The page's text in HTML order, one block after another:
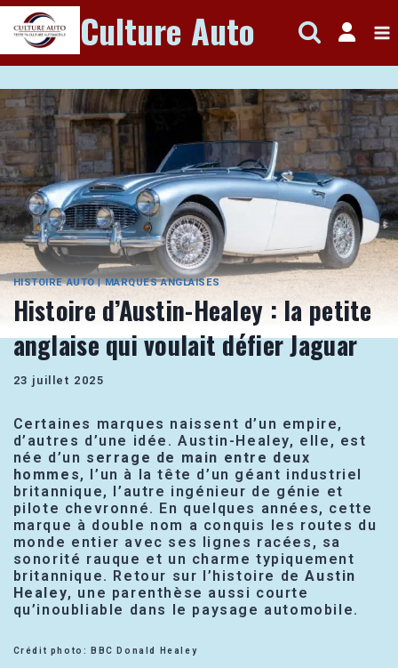
Aller
au
contenu
Culture Auto
HISTOIRE AUTO|MARQUES ANGLAISES
Histoire d’Austin-Healey : la petite
anglaise qui voulait défier Jaguar
23 juillet 2025
Certaines marques naissent d’un empire,
d’autres d’une idée. Austin-Healey, elle, est
née d’un serrage de main entre deux
hommes, l’un à la tête d’un géant industriel
britannique, l’autre ingénieur de génie et
pilote chevronné. En quelques années, cette
marque à double nom a conquis les routes du
monde entier avec ses lignes racées, sa
sonorité rauque et un charme typiquement
britannique. Retour sur l’histoire deAustin
Healey, une parenthèse aussi courte
qu’inoubliable dans le paysage automobile.
Crédit photo: BBC Donald Healey